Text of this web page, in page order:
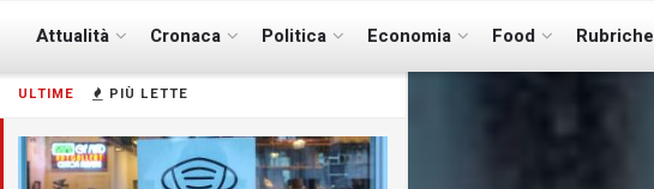
ULTIME PIÙ LETTE
Attualità Cronaca Politica Economia Food Rubriche